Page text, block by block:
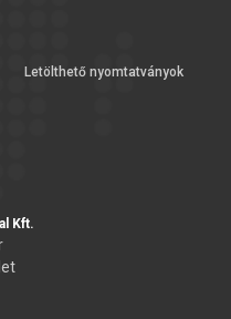
Letölthető nyomtatványok
Kft.